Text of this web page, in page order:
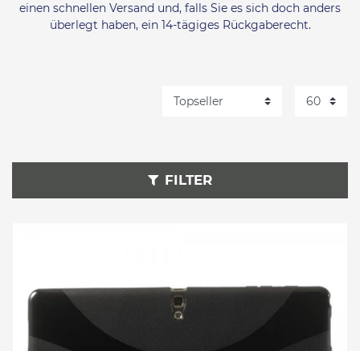
einen schnellen Versand und, falls Sie es sich doch anders
überlegt haben, ein 14-tägiges Rückgaberecht.
FILTER